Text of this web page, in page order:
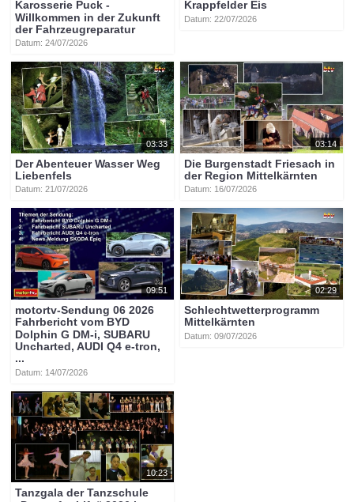
Karosserie Puck -
Willkommen in der Zukunft
der Fahrzeugreparatur
Datum: 24/07/2026
Krappfelder Eis
Datum: 22/07/2026
03:33
Der Abenteuer Wasser Weg
Liebenfels
Datum: 21/07/2026
03:14
Die Burgenstadt Friesach in
der Region Mittelkärnten
Datum: 16/07/2026
09:51
motortv-Sendung 06 2026
Fahrbericht vom BYD
Dolphin G DM-i, SUBARU
Uncharted, AUDI Q4 e-tron,
...
Datum: 14/07/2026
02:29
Schlechtwetterprogramm
Mittelkärnten
Datum: 09/07/2026
10:23
Tanzgala der Tanzschule